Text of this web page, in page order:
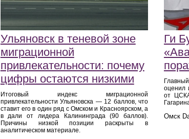
Ульяновск в теневой зоне
миграционной
привлекательности: почему
цифры остаются низкими
Итоговый индекс миграционной
привлекательности Ульяновска — 12 баллов, что
ставит его в один ряд с Омском и Красноярском, а
в дали от лидера Калининграда (90 баллов).
Причины низкой позиции раскрыты в
аналитическом материале.
Ги
оценил
от
Омск